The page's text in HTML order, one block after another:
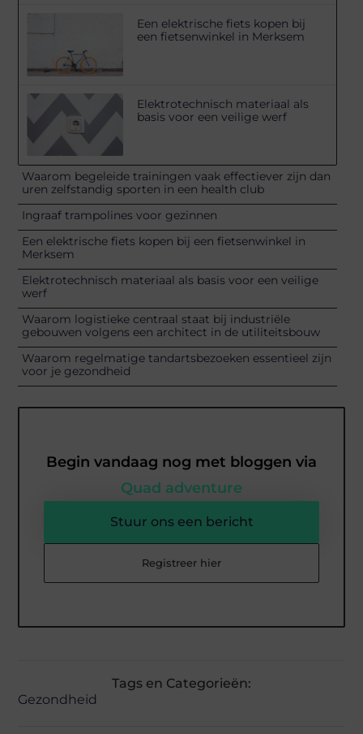
Een elektrische fiets kopen bij
een fietsenwinkel in Merksem
Elektrotechnisch materiaal als
basis voor een veilige werf
Waarom begeleide trainingen vaak effectiever zijn dan
uren zelfstandig sporten in een health club
Ingraaf trampolines voor gezinnen
Een elektrische fiets kopen bij een fietsenwinkel in
Merksem
Elektrotechnisch materiaal als basis voor een veilige
werf
Waarom logistieke centraal staat bij industriële
gebouwen volgens een architect in de utiliteitsbouw
Waarom regelmatige tandartsbezoeken essentieel zijn
voor je gezondheid
Begin vandaag nog met bloggen via
Quad adventure
Stuur ons een bericht
Registreer hier
Tags en Categorieën:
Gezondheid